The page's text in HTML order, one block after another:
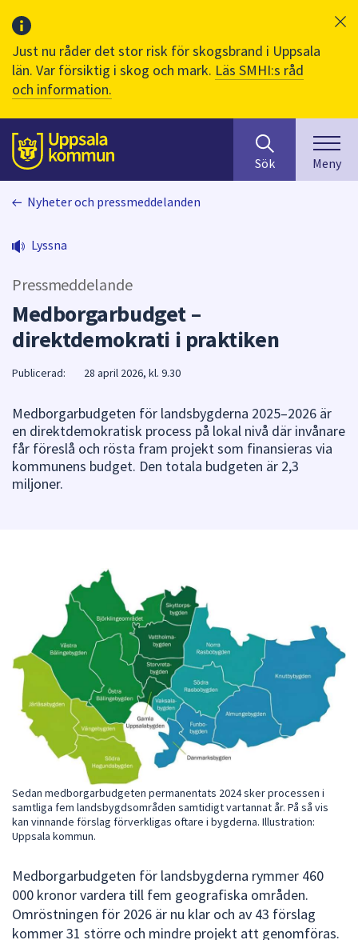
Just nu råder det stor risk för skogsbrand i Uppsala
län. Var försiktig i skog och mark. Läs SMHI:s råd
och information.
Till sidans
huvudinnehåll
efter
innehåll
på
kommer
under
fältet.
Använd
piltangenterna
att
välja
något
av
dem.
Sök Meny
Nyheter och pressmeddelanden
Lyssna
Pressmeddelande
Medborgarbudget –
direktdemokrati i praktiken
Publicerad: 28 april 2026, kl. 9.30
Medborgarbudgeten för landsbygderna 2025–2026 är
en direktdemokratisk process på lokal nivå där invånare
får föreslå och rösta fram projekt som finansieras via
kommunens budget. Den totala budgeten är 2,3
miljoner.
Sedan medborgarbudgeten permanentats 2024 sker processen i
samtliga fem landsbygdsområden samtidigt vartannat år. På så vis
kan vinnande förslag förverkligas oftare i bygderna. Illustration:
Uppsala kommun.
Medborgarbudgeten för landsbygderna rymmer 460
000 kronor vardera till fem geografiska områden.
Omröstningen för 2026 är nu klar och av 43 förslag
kommer 31 större och mindre projekt att genomföras.